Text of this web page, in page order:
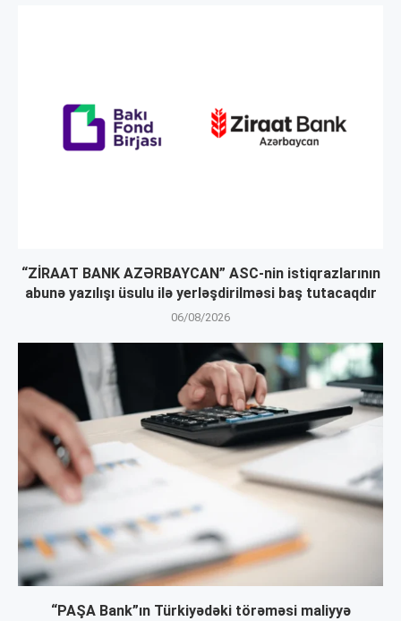
“ZİRAAT BANK AZƏRBAYCAN” ASC-nin istiqrazlarının
abunə yazılışı üsulu ilə yerləşdirilməsi baş tutacaqdır
06/08/2026
“PAŞA Bank”ın Türkiyədəki törəməsi maliyyə